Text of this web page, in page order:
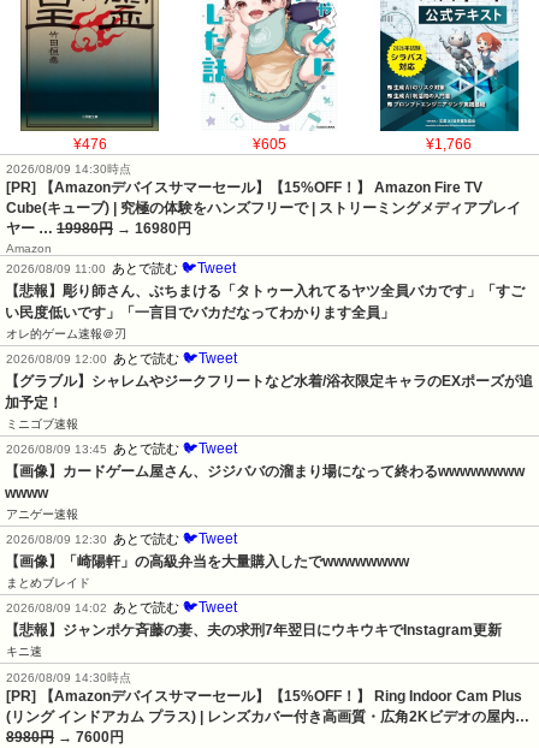
¥476 ¥605 ¥1,766
2026/08/09 14:30時点
[PR] 【Amazonデバイスサマーセール】【15%OFF！】 Amazon Fire TV
Cube(キューブ) | 究極の体験をハンズフリーで | ストリーミングメディアプレイ
ヤー … 19980円 → 16980円
Amazon
2026/08/09 11:00
あとで読む 🐦Tweet
【悲報】彫り師さん、ぶちまける「タトゥー入れてるヤツ全員バカです」「すご
い民度低いです」「一言目でバカだなってわかります全員」
オレ的ゲーム速報＠刃
2026/08/09 12:00
あとで読む 🐦Tweet
【グラブル】シャレムやジークフリートなど水着/浴衣限定キャラのEXポーズが追
加予定！
ミニゴブ速報
2026/08/09 13:45
あとで読む 🐦Tweet
【画像】カードゲーム屋さん、ジジババの溜まり場になって終わるwwwwwwww
wwww
アニゲー速報
2026/08/09 12:30
あとで読む 🐦Tweet
【画像】「崎陽軒」の高級弁当を大量購入したでwwwwwwww
まとめブレイド
2026/08/09 14:02
あとで読む 🐦Tweet
【悲報】ジャンポケ斉藤の妻、夫の求刑7年翌日にウキウキでInstagram更新
キニ速
2026/08/09 14:30時点
[PR] 【Amazonデバイスサマーセール】【15%OFF！】 Ring Indoor Cam Plus
(リング インドアカム プラス) | レンズカバー付き高画質・広角2Kビデオの屋内…
8980円 → 7600円